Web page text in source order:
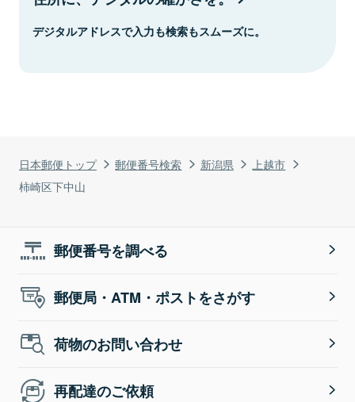
日本郵便トップ 郵便番号検索 新潟県
上越市
柿崎区下中山
デジタルアドレスで入力も検索もスムーズに。
郵便番号を調べる
郵便局・ATM・ポストをさがす
荷物のお問い合わせ
再配達のご依頼